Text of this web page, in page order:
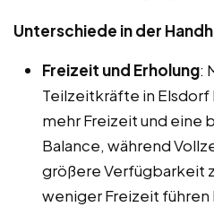
Unterschiede in der
Freizeit und Erholung:
Teilzeitkräfte in
mehr Freizeit und eine
Balance, während
größere Verfügbarkeit
weniger Freizeit führen